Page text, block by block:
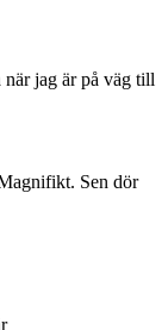
jag är på väg till
Sen dör